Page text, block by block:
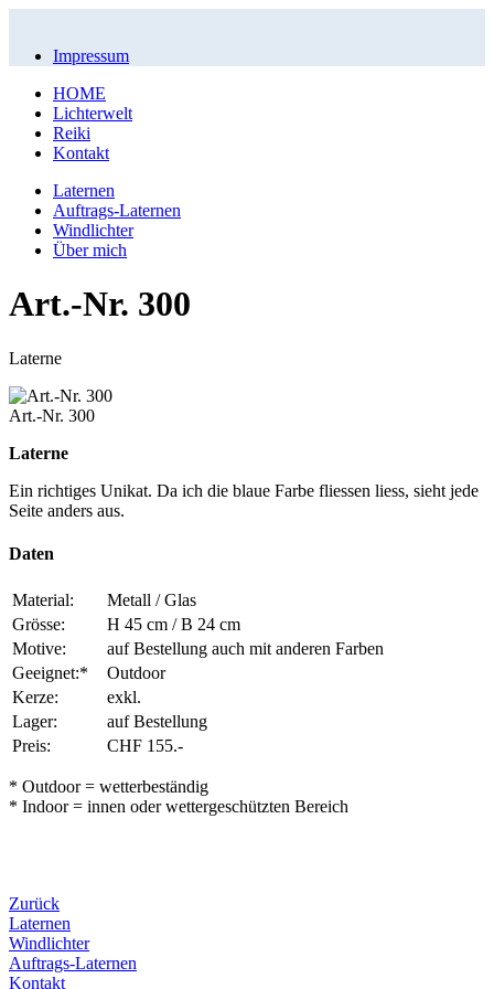
Impressum
HOME
Lichterwelt
Reiki
Kontakt
Laternen
Auftrags-Laternen
Windlichter
Über mich
Art.-Nr. 300
Laterne
Art.-Nr. 300
Laterne
Ein richtiges Unikat. Da ich die blaue Farbe fliessen liess, sieht jede
Seite anders aus.
Daten
Material:
Metall / Glas
Grösse:
H 45 cm / B 24 cm
Motive:
auf Bestellung auch mit anderen Farben
Geeignet:*
Outdoor
Kerze:
exkl.
Lager:
auf Bestellung
Preis:
CHF 155.-
* Outdoor = wetterbeständig
* Indoor = innen oder wettergeschützten Bereich
Zurück
Laternen
Windlichter
Auftrags-Laternen
Kontakt